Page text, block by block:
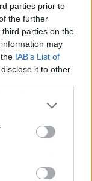
parties prior to
the further
parties on the
may
IAB’s List of
it to other
manual y
que
a
Danes lo
cómo se
un peso
una lección
colgada
que haya